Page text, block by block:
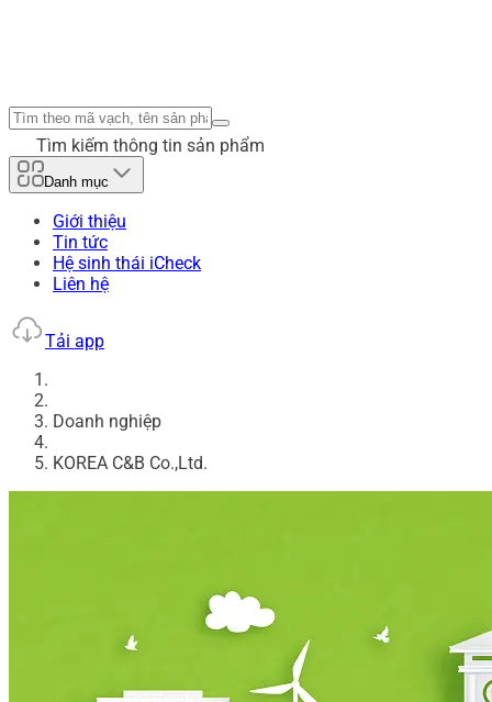
Tìm kiếm thông tin sản phẩm
Danh mục
Giới thiệu
Tin tức
Hệ sinh thái iCheck
Liên hệ
Tải app
Doanh nghiệp
KOREA C&B Co.,Ltd.